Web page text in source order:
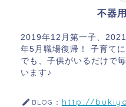
不器
2019年12月第一子、
年5月職場復帰！ 子育て
でも、子供がいるだけで
います♪
BLOG： http://